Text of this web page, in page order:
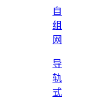
自
组
网
导
轨
式